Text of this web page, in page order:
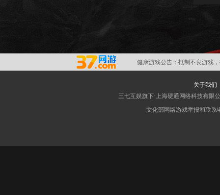
健康游戏公告： 抵制不良游戏
关于我们
三七互娱旗下·上海硬通网络科技有限
文化部网络游戏举报和联系